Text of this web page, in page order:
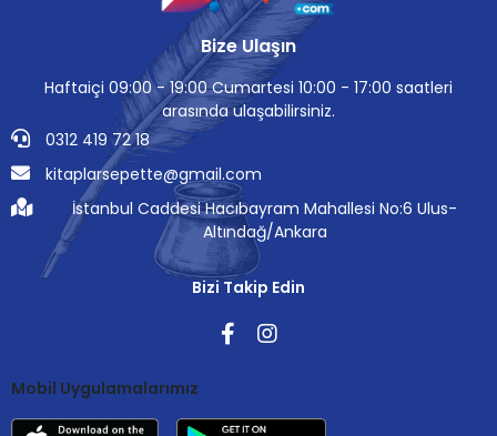
Bize Ulaşın
Haftaiçi 09:00 - 19:00 Cumartesi 10:00 - 17:00 saatleri
arasında ulaşabilirsiniz.
0312 419 72 18
kitaplarsepette@gmail.com
İstanbul Caddesi Hacıbayram Mahallesi No:6 Ulus-
Altındağ/Ankara
Bizi Takip Edin
Mobil Uygulamalarımız